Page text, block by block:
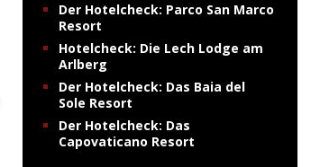
Der Hotelcheck: Parco San Marco
Resort
Hotelcheck: Die Lech Lodge am
Arlberg
Der Hotelcheck: Das Baia del
Sole Resort
Der Hotelcheck: Das
Capovaticano Resort